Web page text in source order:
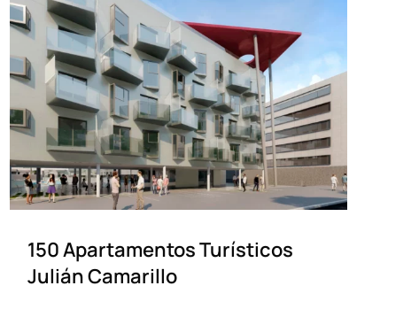
150 Apartamentos Turísticos
Julián Camarillo